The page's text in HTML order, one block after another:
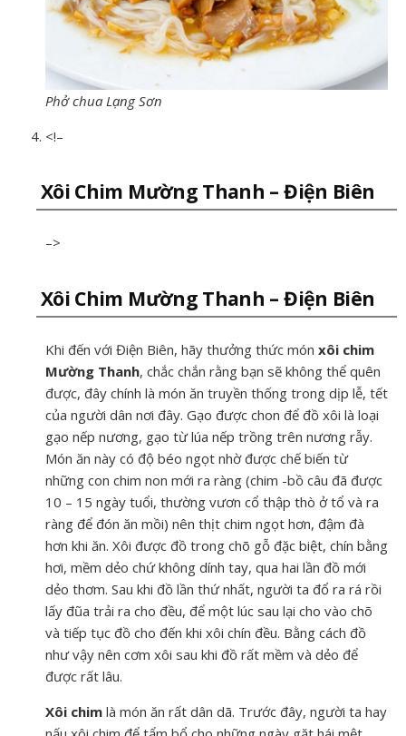
Phở chua Lạng Sơn
<!–
Xôi Chim Mường Thanh – Điện Biên
–>
Xôi Chim Mường Thanh – Điện Biên
Khi đến với Điện Biên, hãy thưởng thức món xôi chim
Mường Thanh, chắc chắn rằng bạn sẽ không thể quên
được, đây chính là món ăn truyền thống trong dịp lễ, tết
của người dân nơi đây. Gạo được chon để đồ xôi là loại
gạo nếp nương, gạo từ lúa nếp trồng trên nương rẫy.
Món ăn này có độ béo ngọt nhờ được chế biến từ
những con chim non mới ra ràng (chim -bồ câu đã được
10 – 15 ngày tuổi, thường vươn cổ thập thò ở tổ và ra
ràng để đón ăn mồi) nên thịt chim ngọt hơn, đậm đà
hơn khi ăn. Xôi được đồ trong chõ gỗ đặc biệt, chín bằng
hơi, mềm dẻo chứ không dính tay, qua hai lần đồ mới
dẻo thơm. Sau khi đồ lần thứ nhất, người ta đổ ra rá rồi
lấy đũa trải ra cho đều, để một lúc sau lại cho vào chõ
và tiếp tục đồ cho đến khi xôi chín đều. Bằng cách đồ
như vậy nên cơm xôi sau khi đồ rất mềm và dẻo để
được rất lâu.
Xôi chim là món ăn rất dân dã. Trước đây, người ta hay